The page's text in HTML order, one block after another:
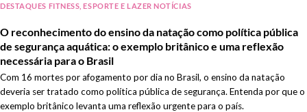
DESTAQUES FITNESS, ESPORTE E LAZER NOTÍCIAS
O reconhecimento do ensino da natação como política pública
de segurança aquática: o exemplo britânico e uma reflexão
necessária para o Brasil
Com 16 mortes por afogamento por dia no Brasil, o ensino da natação
deveria ser tratado como política pública de segurança. Entenda por que o
exemplo britânico levanta uma reflexão urgente para o país.